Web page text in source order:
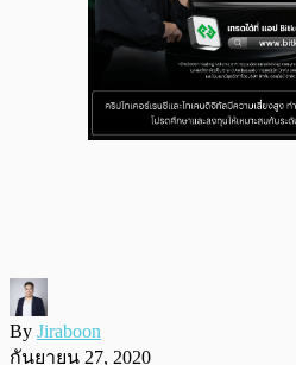
By Jiraboon
กันยายน 27, 2020